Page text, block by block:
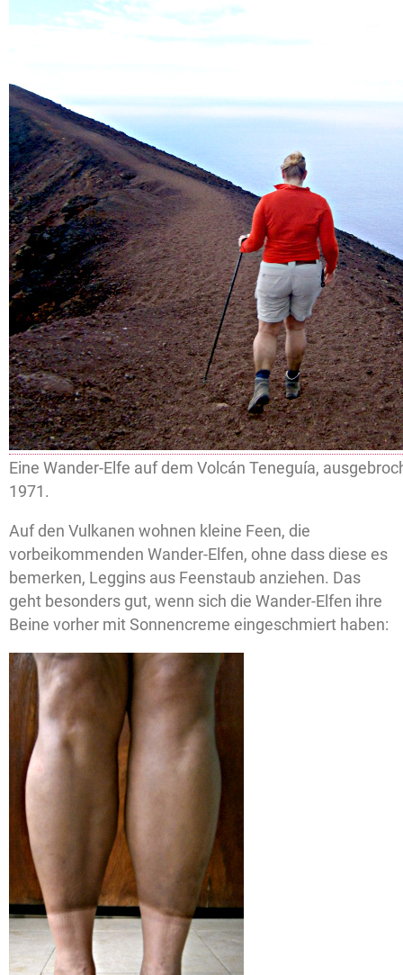
Eine Wander-Elfe auf dem Volcán Teneguía,
1971.
Auf den Vulkanen wohnen kleine Feen, die
vorbeikommenden Wander-Elfen, ohne dass diese es
bemerken, Leggins aus Feenstaub anziehen. Das
geht besonders gut, wenn sich die Wander-Elfen ihre
Beine vorher mit Sonnencreme eingeschmiert haben: